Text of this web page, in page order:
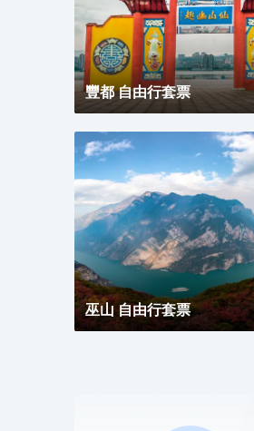
豐都 自由行套票
巫山 自由行套票